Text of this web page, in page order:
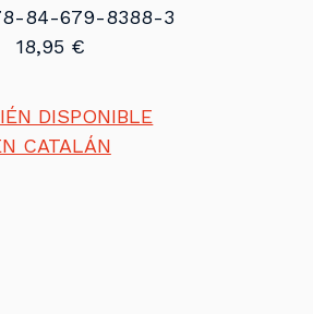
84-679-8388-3
18,95 €
DISPONIBLE
CATALÁN